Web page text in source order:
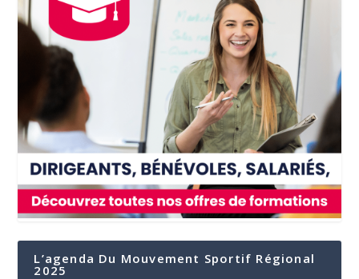
L’agenda Du Mouvement Sportif Régional
2025